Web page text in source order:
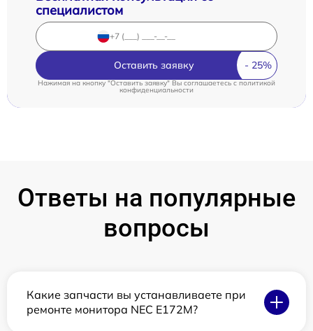
специалистом
Оставить заявку
Нажимая на кнопку "Оставить заявку" Вы соглашаетесь cполитикой
конфиденциальности
Ответы на популярные
вопросы
Какие запчасти вы устанавливаете при
ремонте монитора NEC E172M?